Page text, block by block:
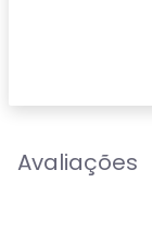
Avaliações